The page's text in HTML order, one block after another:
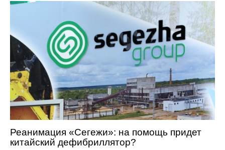
Реанимация «Сегежи»: на помощь придет
китайский дефибриллятор?